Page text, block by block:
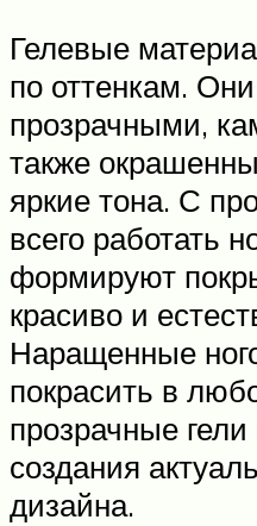
Гелевые
по оттенкам.
прозрачными,
также
яркие тона. С
всего работать
формируют
красиво и
Наращенные
покрасить в
прозрачные
создания
дизайна.